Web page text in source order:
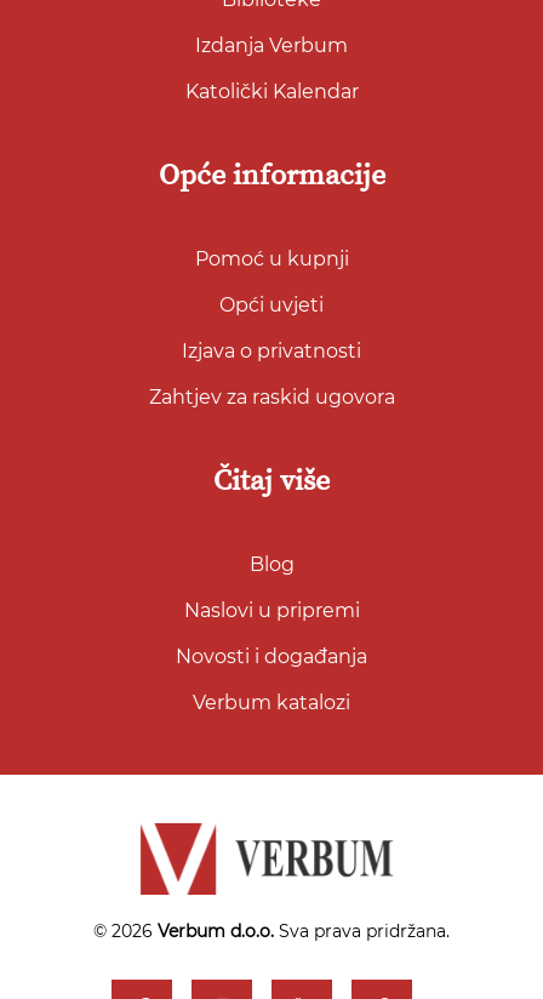
Izdanja Verbum
Katolički Kalendar
Opće informacije
Pomoć u kupnji
Opći uvjeti
Izjava o privatnosti
Zahtjev za raskid ugovora
Čitaj više
Blog
Naslovi u pripremi
Novosti i događanja
Verbum katalozi
© 2026 Verbum d.o.o. Sva prava pridržana.